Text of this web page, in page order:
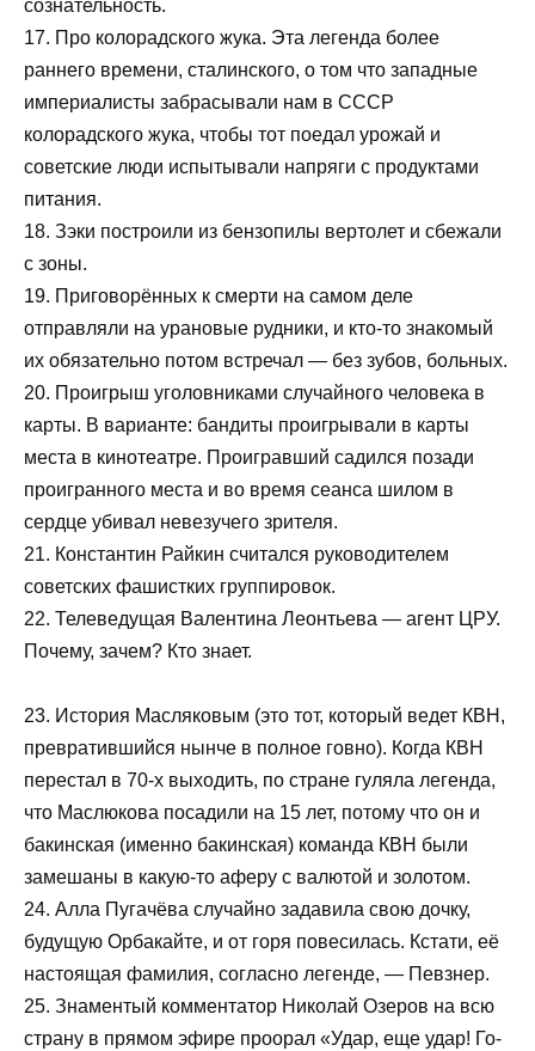
сознательность.
17. Про колорадского жука. Эта легенда более
раннего времени, сталинского, о том что западные
империалисты забрасывали нам в СССР
колорадского жука, чтобы тот поедал урожай и
советские люди испытывали напряги с продуктами
питания.
18. Зэки построили из бензопилы вертолет и сбежали
с зоны.
19. Приговорённых к смерти на самом деле
отправляли на урановые рудники, и кто-то знакомый
их обязательно потом встречал — без зубов, больных.
20. Проигрыш уголовниками случайного человека в
карты. В варианте: бандиты проигрывали в карты
места в кинотеатре. Проигравший садился позади
проигранного места и во время сеанса шилом в
сердце убивал невезучего зрителя.
21. Константин Райкин считался руководителем
советских фашистких группировок.
22. Телеведущая Валентина Леонтьева — агент ЦРУ.
Почему, зачем? Кто знает.
23. История Масляковым (это тот, который ведет КВН,
превратившийся нынче в полное говно). Когда КВН
перестал в 70-х выходить, по стране гуляла легенда,
что Маслюкова посадили на 15 лет, потому что он и
бакинская (именно бакинская) команда КВН были
замешаны в какую-то аферу с валютой и золотом.
24. Алла Пугачёва случайно задавила свою дочку,
будущую Орбакайте, и от горя повесилась. Кстати, её
настоящая фамилия, согласно легенде, — Певзнер.
25. Знаментый комментатор Николай Озеров на всю
страну в прямом эфире проорал «Удар, еще удар! Го-